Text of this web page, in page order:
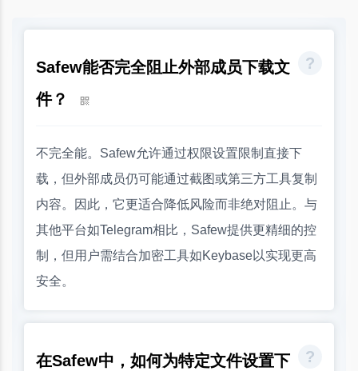
Safew能否完全阻止外部成员下载文
件？
不完全能。Safew允许通过权限设置限制直接下
载，但外部成员仍可能通过截图或第三方工具复制
内容。因此，它更适合降低风险而非绝对阻止。与
其他平台如Telegram相比，Safew提供更精细的控
制，但用户需结合加密工具如Keybase以实现更高
安全。
在Safew中，如何为特定文件设置下